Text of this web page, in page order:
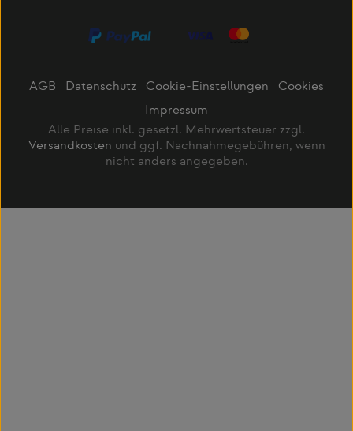
AGB Datenschutz Cookie-Einstellungen
Cookies
Impressum
Alle Preise inkl. gesetzl. Mehrwertsteuer zzgl.
Versandkosten und ggf. Nachnahmegebühren, wenn
nicht anders angegeben.